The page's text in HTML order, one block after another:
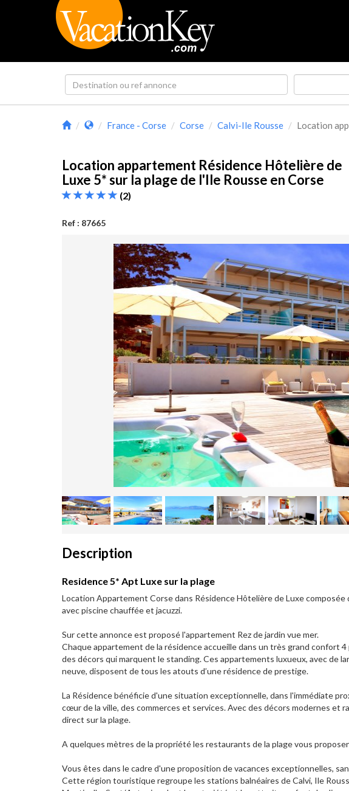
France - Corse Corse Calvi-Ile Rousse Location
Location appartement Résidence Hôtelière de
Luxe 5* sur la plage de l'Ile Rousse en Corse
(2)
Ref : 87665
Description
Residence 5* Apt Luxe sur la plage
Location Appartement Corse dans Résidence Hôtelière de Luxe
avec piscine chauffée et jacuzzi.
Sur cette annonce est proposé l'appartement Rez de jardin vue mer.
Chaque appartement de la résidence accueille dans un très grand confort
des décors qui marquent le standing. Ces appartements luxueux, avec de
neuve, disposent de tous les atouts d’une résidence de prestige.
La Résidence bénéficie d'une situation exceptionnelle, dans l'immédiate
cœur de la ville, des commerces et services. Avec des décors modernes et
direct sur la plage.
A quelques mètres de la propriété les restaurants de la plage vous
Vous êtes dans le cadre d'une proposition de vacances exceptionnelles,
Cette région touristique regroupe les stations balnéaires de Calvi, Ile